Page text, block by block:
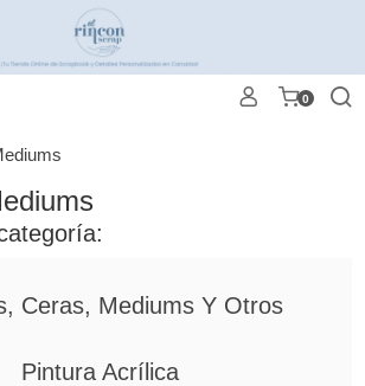
0
Ceras, Mediums Y Otros
Pintura Acrílica